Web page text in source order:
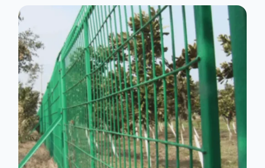
料应保证围栏稳固、整洁、美观。市政工程项目工地，可按工程
进度分段设置围栏或按规定使用统一的连续性护栏设施。施工单
位不得在工地围栏外堆放建筑材料、垃圾和工程渣土。在